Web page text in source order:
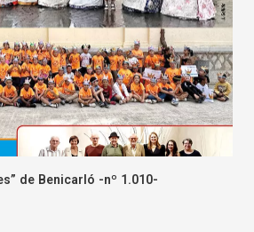
de Benicarló -nº 1.010-